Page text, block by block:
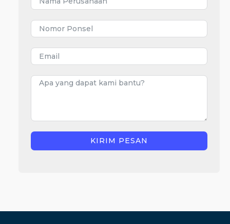
KIRIM PESAN